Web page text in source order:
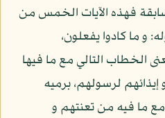
فهذه الآيات الخمس من
و ما كادوا يفعلون،
الخطاب التالي مع ما فيها
لرسولهم، برميه
ما فيه من تعنتهم و